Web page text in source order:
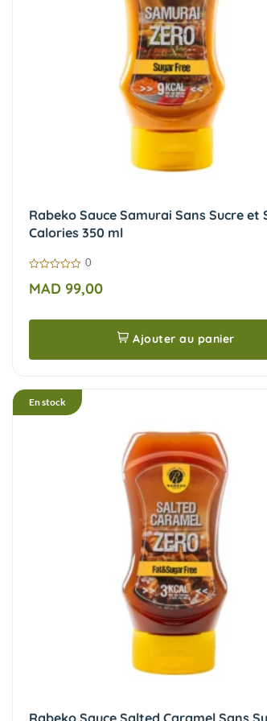
0,10 g
40 mg
Rabeko Sauce Samurai Sans Sucre et
Calories 350 ml
sur
5
0
MAD 99,00
Ajouter au panier
En stock
Rabeko Sauce Salted Caramel Sans